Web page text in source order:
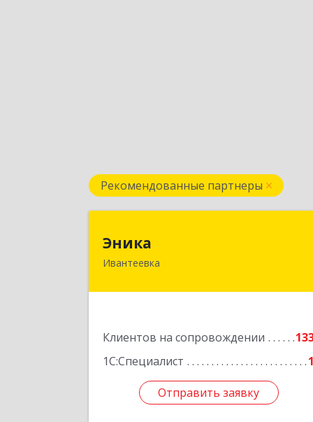
Рекомендованные партнеры
Эника
Ивантеевка
Клиентов на сопровождении
1С:Специалист
1
Отправить заявку
Отправить заявку